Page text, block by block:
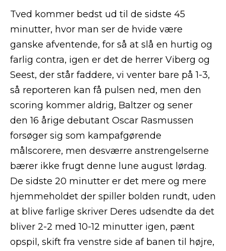
Tved kommer bedst ud til de sidste 45
minutter, hvor man ser de hvide være
ganske afventende, for så at slå en hurtig og
farlig contra, igen er det de herrer Viberg og
Seest, der står faddere, vi venter bare på 1-3,
så reporteren kan få pulsen ned, men den
scoring kommer aldrig, Baltzer og sener
den 16 årige debutant Oscar Rasmussen
forsøger sig som kampafgørende
målscorere, men desværre anstrengelserne
bærer ikke frugt denne lune august lørdag.
De sidste 20 minutter er det mere og mere
hjemmeholdet der spiller bolden rundt, uden
at blive farlige skriver Deres udsendte da det
bliver 2-2 med 10-12 minutter igen, pænt
opspil, skift fra venstre side af banen til højre,